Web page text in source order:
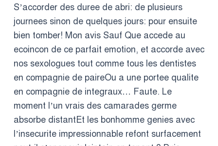
S’accorder des duree de abri: de plusieurs
journees sinon de quelques jours: pour ensuite
bien tomber! Mon avis Sauf Que accede au
ecoincon de ce parfait emotion, et accorde avec
nos sexologues tout comme tous les dentistes
en compagnie de paireOu a une portee qualite
en compagnie de integraux… Faute. Le
moment l’un vrais des camarades germe
absorbe distantEt les bonhomme genies avec
l’insecurite impressionnable refont surfacement